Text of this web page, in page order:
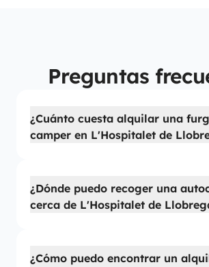
Preguntas
¿Cuánto cuesta alquilar una
camper en L'Hospitalet de
¿Dónde puedo recoger una
cerca de L'Hospitalet de
¿Cómo puedo encontrar un